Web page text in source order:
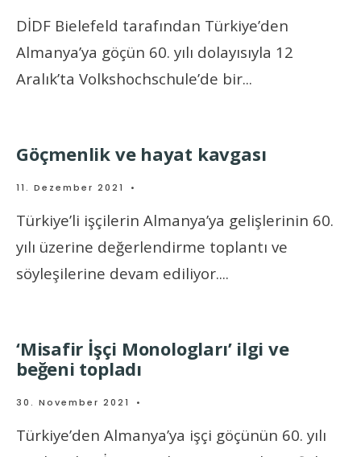
DİDF Bielefeld tarafından Türkiye’den
Almanya’ya göçün 60. yılı dolayısıyla 12
Aralık’ta Volkshochschule’de bir...
Göçmenlik ve hayat kavgası
11. Dezember 2021 •
Türkiye’li işçilerin Almanya’ya gelişlerinin 60.
yılı üzerine değerlendirme toplantı ve
söyleşilerine devam ediliyor....
‘Misafir İşçi Monologları’ ilgi ve
beğeni topladı
30. November 2021 •
Türkiye’den Almanya’ya işçi göçünün 60. yılı